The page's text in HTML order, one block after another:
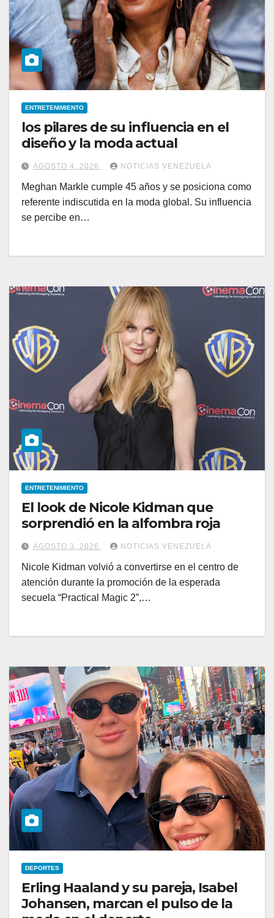
ENTRETENIMIENTO
los pilares de su influencia en el
diseño y la moda actual
AGOSTO 4, 2026 NOTICIAS VENEZUELA
Meghan Markle cumple 45 años y se posiciona como
referente indiscutida en la moda global. Su influencia
se percibe en…
ENTRETENIMIENTO
El look de Nicole Kidman que
sorprendió en la alfombra roja
AGOSTO 3, 2026 NOTICIAS VENEZUELA
Nicole Kidman volvió a convertirse en el centro de
atención durante la promoción de la esperada
secuela “Practical Magic 2”,…
DEPORTES
Erling Haaland y su pareja, Isabel
Johansen, marcan el pulso de la